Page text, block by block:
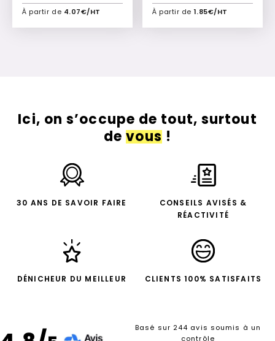
À partir de 4.07€/HT
Ajouter à mon devis
À partir de 1.85€/HT
Ajouter à mon devis
Ici, on s’occupe de tout, surtout
devous!
30 ANS DE SAVOIR FAIRE
CONSEILS AVISÉS &
RÉACTIVITÉ
DÉNICHEUR DU MEILLEUR CLIENTS 100% SATISFAITS
Basé sur 244 avis soumis à un
contrôle